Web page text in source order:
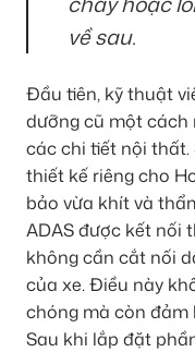
về sau.
Đầu tiên, kỹ thuật
dưỡng cũ một cách
các chi tiết nội
thiết kế riêng cho
bảo vừa khít và
ADAS được kết nối
không cần cắt nối
của xe. Điều này
chóng mà còn đảm
Sau khi lắp đặt